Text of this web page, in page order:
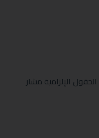
الحقول الإلزامية مشار